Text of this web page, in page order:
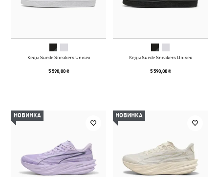
Кеды Suede Sneakers Unisex
5 590,00 ₴
Кеды Suede Sneakers Unisex
5 590,00 ₴
НОВИНКА НОВИНКА